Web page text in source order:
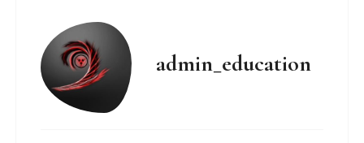
admin_education